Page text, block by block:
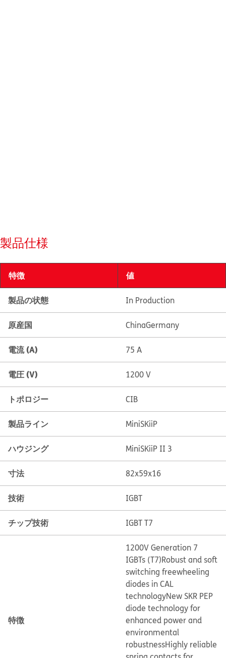
製品仕様
特徴 値
製品の状態 In Production
原産国 ChinaGermany
電流 (A) 75 A
電圧 (V) 1200 V
トポロジー CIB
製品ライン MiniSKiiP
ハウジング MiniSKiiP II 3
寸法 82x59x16
技術 IGBT
チップ技術 IGBT T7
特徴
1200V Generation 7
IGBTs (T7)Robust and soft
switching freewheeling
diodes in CAL
technologyNew SKR PEP
diode technology for
enhanced power and
environmental
robustnessHighly reliable